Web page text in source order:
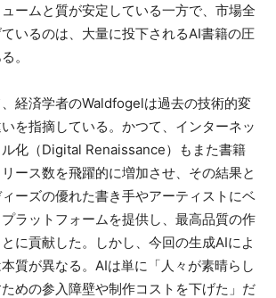
ームと質が安定している一方で、市場全
いるのは、大量に投下されるAI書籍の圧
。
経済学者のWaldfogelは過去の技術的変
を指摘している。かつて、インターネッ
ル化（Digital Renaissance）もまた書籍
ース数を飛躍的に増加させ、その結果と
ーズの優れた書き手やアーティストにベ
ラットフォームを提供し、最高品質の作
に貢献した。しかし、今回の生成AIによ
質が異なる。AIは単に「人々が素晴らし
めの参入障壁や制作コストを下げた」だ